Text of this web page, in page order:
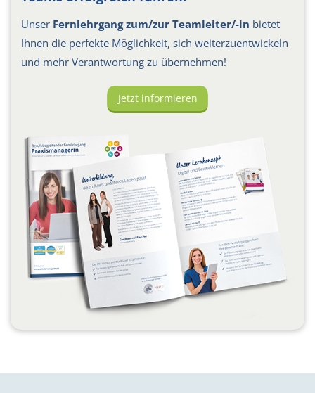
Unser Fernlehrgang zum/zur Teamleiter/-in bietet
Ihnen die perfekte Möglichkeit, sich weiterzuentwickeln
und mehr Verantwortung zu übernehmen!
Jetzt informieren